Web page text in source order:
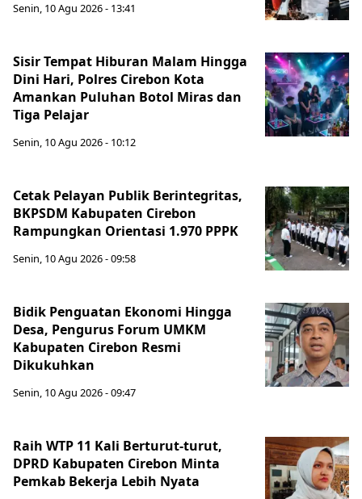
Senin, 10 Agu 2026 - 13:41
Sisir Tempat Hiburan Malam Hingga
Dini Hari, Polres Cirebon Kota
Amankan Puluhan Botol Miras dan
Tiga Pelajar
Senin, 10 Agu 2026 - 10:12
Cetak Pelayan Publik Berintegritas,
BKPSDM Kabupaten Cirebon
Rampungkan Orientasi 1.970 PPPK
Senin, 10 Agu 2026 - 09:58
Bidik Penguatan Ekonomi Hingga
Desa, Pengurus Forum UMKM
Kabupaten Cirebon Resmi
Dikukuhkan
Senin, 10 Agu 2026 - 09:47
Raih WTP 11 Kali Berturut-turut,
DPRD Kabupaten Cirebon Minta
Pemkab Bekerja Lebih Nyata